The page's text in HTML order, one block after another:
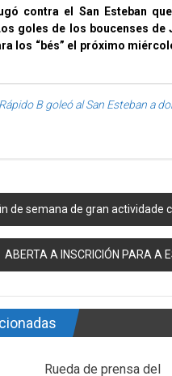
contra el San Esteban
goles de los boucenses de
los “bés” el próximo
B goleó al San Esteban a
de semana de gran actividade
ABERTA A INSCRICIÓN PARA A
Rueda de prensa del